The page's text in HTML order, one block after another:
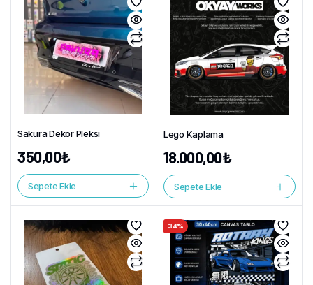
Sakura Dekor Pleksi
350,00₺
Sepete Ekle
Lego Kaplama
18.000,00₺
Sepete Ekle
34%